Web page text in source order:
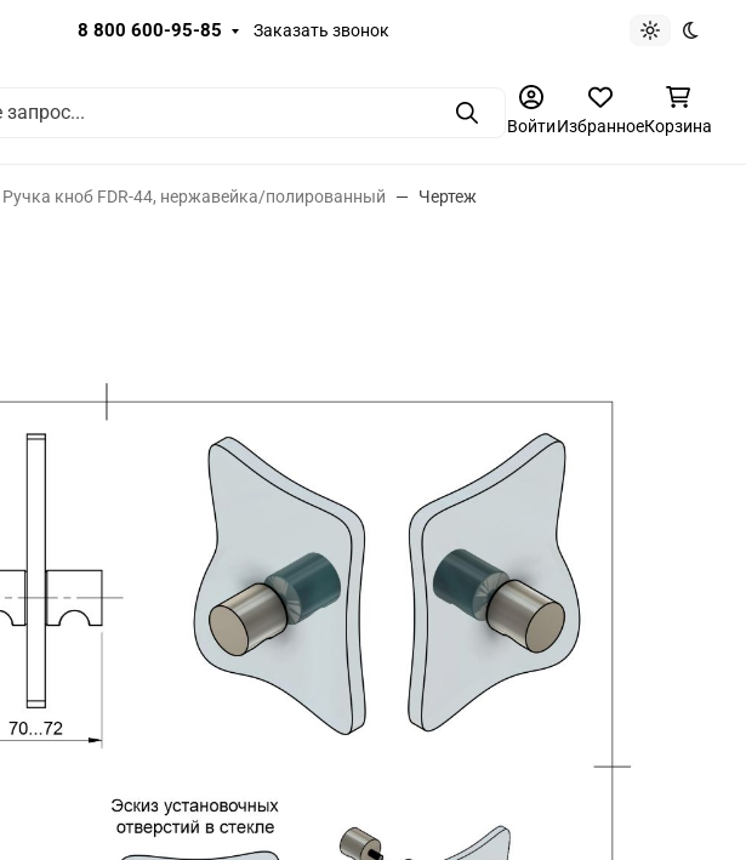
8 800 600-95-85 Заказать звонок
Светлая
ПоискВойтиИзбранноеКорзина
Ручка кноб FDR-44, нержавейка/полированный Чертеж